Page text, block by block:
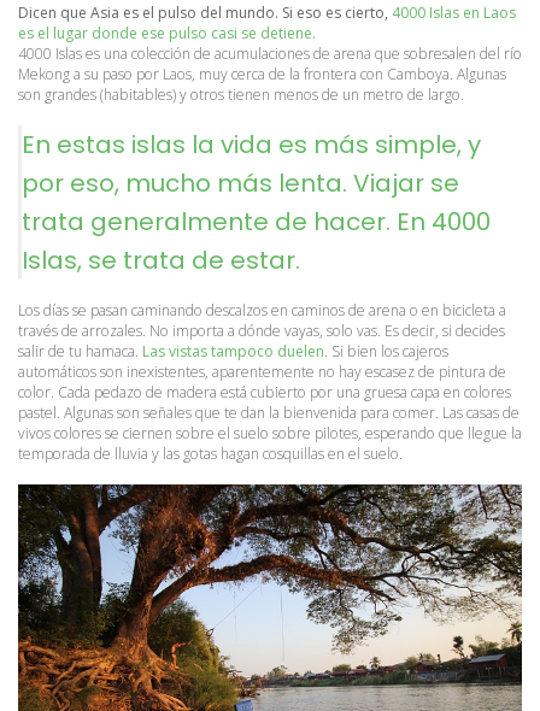
Dicen que Asia es el pulso del mundo. Si eso es cierto, 4000 Islas en Laos
es el lugar donde ese pulso casi se detiene.
4000 Islas es una colección de acumulaciones de arena que sobresalen del río
Mekong a su paso por Laos, muy cerca de la frontera con Camboya. Algunas
son grandes (habitables) y otros tienen menos de un metro de largo.
En estas islas la vida es más simple, y
por eso, mucho más lenta. Viajar se
trata generalmente de hacer. En 4000
Islas, se trata de estar.
Los días se pasan caminando descalzos en caminos de arena o en bicicleta a
través de arrozales. No importa a dónde vayas, solo vas. Es decir, si decides
salir de tu hamaca. Las vistas tampoco duelen. Si bien los cajeros
automáticos son inexistentes, aparentemente no hay escasez de pintura de
color. Cada pedazo de madera está cubierto por una gruesa capa en colores
pastel. Algunas son señales que te dan la bienvenida para comer. Las casas de
vivos colores se ciernen sobre el suelo sobre pilotes, esperando que llegue la
temporada de lluvia y las gotas hagan cosquillas en el suelo.